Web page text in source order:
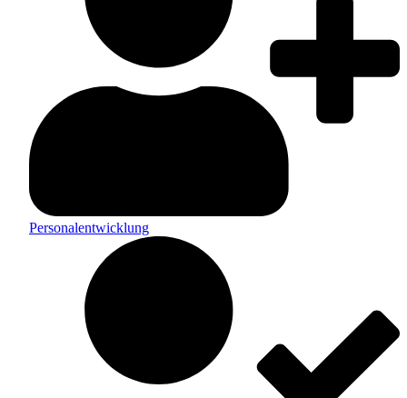
Personalentwicklung